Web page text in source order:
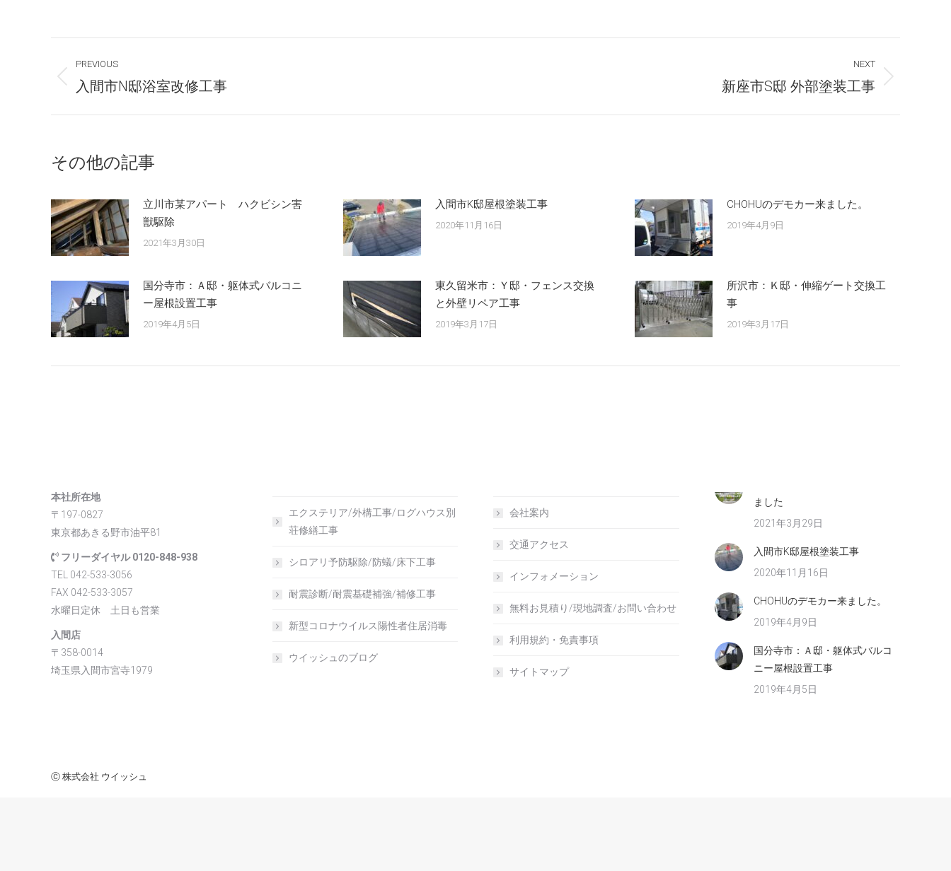
navigation
PREVIOUS
Previous
入間市N邸浴室改修工事
NEXT
新座市S邸 外部塗装工事
その他の記事
立川市某アパート ハクビシン害
獣駆除
2021年3月30日
入間市K邸屋根塗装工事
2020年11月16日
CHOHUのデモカー来ました。
2019年4月9日
国分寺市：Ａ邸・躯体式バルコニ
ー屋根設置工事
2019年4月5日
東久留米市：Ｙ邸・フェンス交換
と外壁リペア工事
2019年3月17日
所沢市：Ｋ邸・伸縮ゲート交換工
事
2019年3月17日
本社所在地
〒197-0827
東京都あきる野市油平81
フリーダイヤル 0120-848-938
TEL 042-533-3056
FAX 042-533-3057
水曜日定休 土日も営業
入間店
〒358-0014
埼玉県入間市宮寺1979
エクステリア/外構工事/ログハウス別
荘修繕工事
シロアリ予防駆除/防蟻/床下工事
耐震診断/耐震基礎補強/補修工事
新型コロナウイルス陽性者住居消毒
ウイッシュのブログ
会社案内
交通アクセス
インフォメーション
無料お見積り/現地調査/お問い合わせ
利用規約・免責事項
サイトマップ
ました
2021年3月29日
入間市K邸屋根塗装工事
2020年11月16日
CHOHUのデモカー来ました。
2019年4月9日
国分寺市：Ａ邸・躯体式バルコ
ニー屋根設置工事
2019年4月5日
Ⓒ 株式会社 ウイッシュ